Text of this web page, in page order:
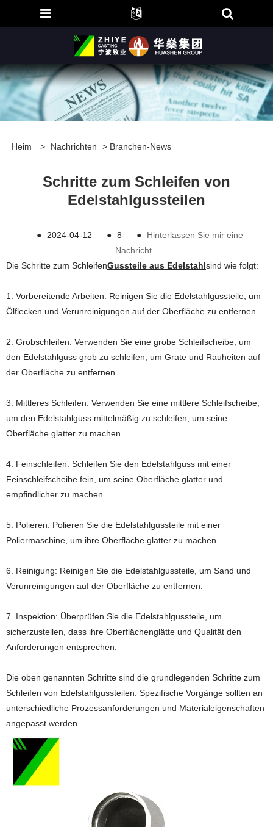
Heim > Nachrichten > Branchen-News
Schritte zum Schleifen von
Edelstahlgussteilen
● 2024-04-12 ● 8 ●
Hinterlassen Sie mir eine
Nachricht
Die Schritte zum SchleifenGussteile aus Edelstahlsind wie folgt:
1. Vorbereitende Arbeiten: Reinigen Sie die Edelstahlgussteile, um
Ölflecken und Verunreinigungen auf der Oberfläche zu entfernen.
2. Grobschleifen: Verwenden Sie eine grobe Schleifscheibe, um
den Edelstahlguss grob zu schleifen, um Grate und Rauheiten auf
der Oberfläche zu entfernen.
3. Mittleres Schleifen: Verwenden Sie eine mittlere Schleifscheibe,
um den Edelstahlguss mittelmäßig zu schleifen, um seine
Oberfläche glatter zu machen.
4. Feinschleifen: Schleifen Sie den Edelstahlguss mit einer
Feinschleifscheibe fein, um seine Oberfläche glatter und
empfindlicher zu machen.
5. Polieren: Polieren Sie die Edelstahlgussteile mit einer
Poliermaschine, um ihre Oberfläche glatter zu machen.
6. Reinigung: Reinigen Sie die Edelstahlgussteile, um Sand und
Verunreinigungen auf der Oberfläche zu entfernen.
7. Inspektion: Überprüfen Sie die Edelstahlgussteile, um
sicherzustellen, dass ihre Oberflächenglätte und Qualität den
Anforderungen entsprechen.
Die oben genannten Schritte sind die grundlegenden Schritte zum
Schleifen von Edelstahlgussteilen. Spezifische Vorgänge sollten an
unterschiedliche Prozessanforderungen und Materialeigenschaften
angepasst werden.